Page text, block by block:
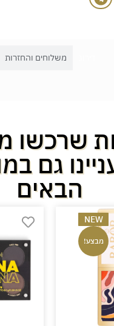
משלוחים והחזרות
שרכשו
גם
הבאים
NEW
מבצע!